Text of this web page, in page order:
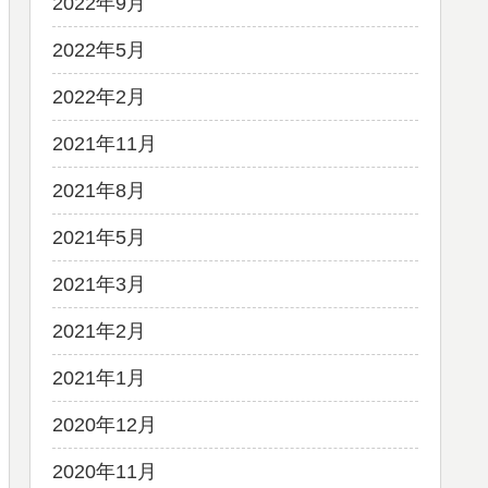
2022年5月
2022年2月
2021年11月
2021年8月
2021年5月
2021年3月
2021年2月
2021年1月
2020年12月
2020年11月